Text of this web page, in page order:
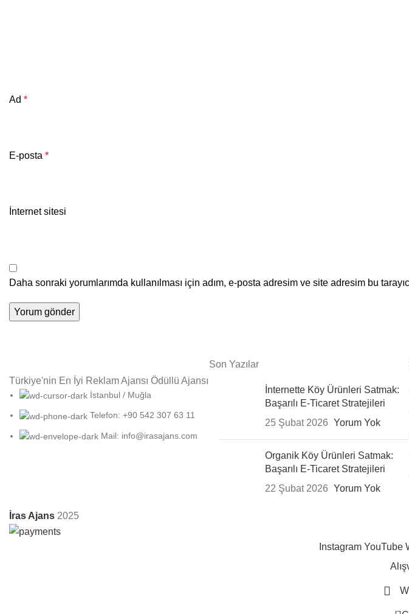
Ad *
E-posta *
İnternet sitesi
Daha sonraki yorumlarımda kullanılması için adım, e-posta adresim ve site adresim bu
Türkiye'nin En İyi Reklam Ajansı Ödüllü Ajansı
İstanbul / Muğla
Telefon: +90 542 307 63 11
Mail: info@irasajans.com
Son Yazılar
İnternette Köy Ürünleri Satmak:
Başarılı E-Ticaret Stratejileri
25 Şubat 2026 Yorum Yok
Organik Köy Ürünleri Satmak:
Başarılı E-Ticaret Stratejileri
22 Şubat 2026 Yorum Yok
İras Ajans 2025
Instagram YouTube
0